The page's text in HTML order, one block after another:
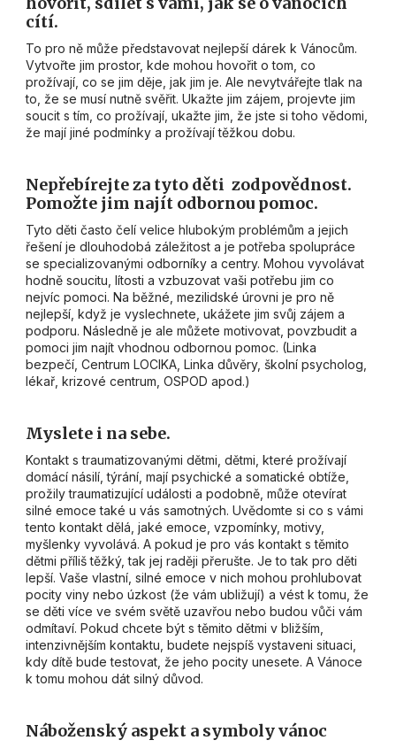
cítí.
To pro ně může představovat nejlepší dárek k Vánocům.
Vytvořte jim prostor, kde mohou hovořit o tom, co
prožívají, co se jim děje, jak jim je. Ale nevytvářejte tlak na
to, že se musí nutně svěřit. Ukažte jim zájem, projevte jim
soucit s tím, co prožívají, ukažte jim, že jste si toho vědomi,
že mají jiné podmínky a prožívají těžkou dobu.
Nepřebírejte za tyto děti zodpovědnost.
Pomožte jim najít odbornou pomoc.
Tyto děti často čelí velice hlubokým problémům a jejich
řešení je dlouhodobá záležitost a je potřeba spolupráce
se specializovanými odborníky a centry. Mohou vyvolávat
hodně soucitu, lítosti a vzbuzovat vaši potřebu jim co
nejvíc pomoci. Na běžné, mezilidské úrovni je pro ně
nejlepší, když je vyslechnete, ukážete jim svůj zájem a
podporu. Následně je ale můžete motivovat, povzbudit a
pomoci jim najít vhodnou odbornou pomoc. (Linka
bezpečí, Centrum LOCIKA, Linka důvěry, školní psycholog,
lékař, krizové centrum, OSPOD apod.)
Myslete i na sebe.
Kontakt s traumatizovanými dětmi, dětmi, které prožívají
domácí násilí, týrání, mají psychické a somatické obtíže,
prožily traumatizující události a podobně, může otevírat
silné emoce také u vás samotných. Uvědomte si co s vámi
tento kontakt dělá, jaké emoce, vzpomínky, motivy,
myšlenky vyvolává. A pokud je pro vás kontakt s těmito
dětmi příliš těžký, tak jej raději přerušte. Je to tak pro děti
lepší. Vaše vlastní, silné emoce v nich mohou prohlubovat
pocity viny nebo úzkost (že vám ubližují) a vést k tomu, že
se děti více ve svém světě uzavřou nebo budou vůči vám
odmítaví. Pokud chcete být s těmito dětmi v bližším,
intenzivnějším kontaktu, budete nejspíš vystaveni situaci,
kdy dítě bude testovat, že jeho pocity unesete. A Vánoce
k tomu mohou dát silný důvod.
Náboženský aspekt a symboly vánoc